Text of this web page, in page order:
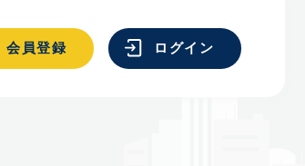
会員登録 ログイン